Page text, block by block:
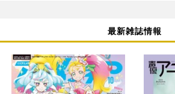
最新雑誌情報